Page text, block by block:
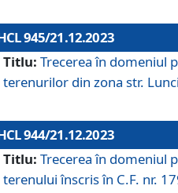
945/21.12.2023
Titlu: Trecerea în domeniul
terenurilor din zona str.
944/21.12.2023
Titlu: Trecerea în domeniul
terenului înscris în C.F. nr.